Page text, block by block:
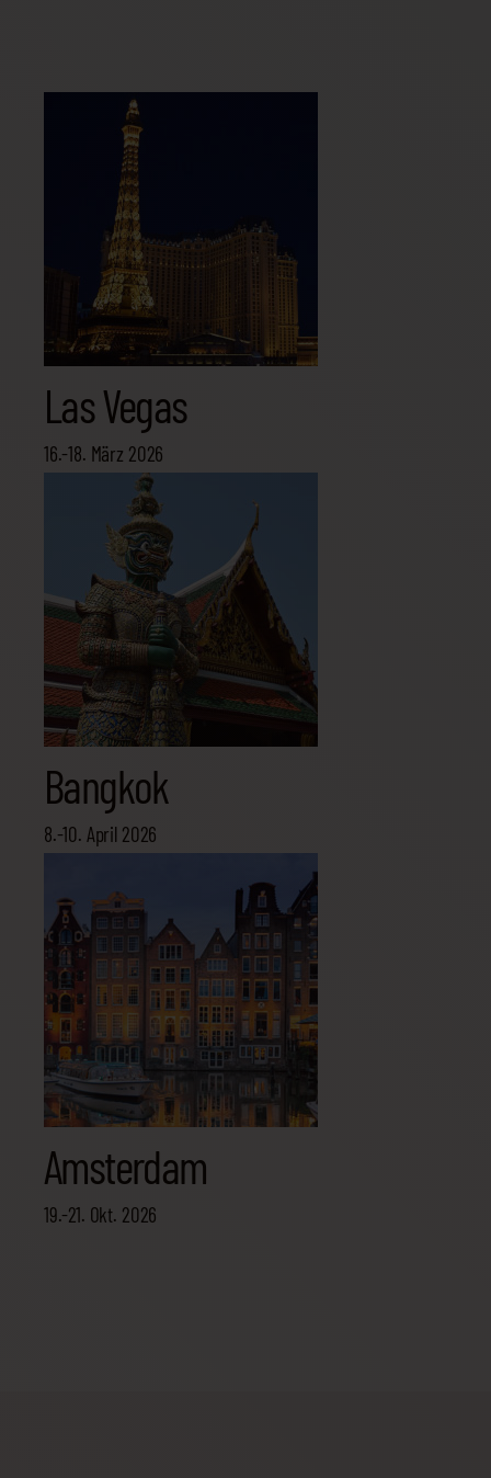
Las Vegas
16.-18. März 2026
Bangkok
8.-10. April 2026
Amsterdam
19.-21. Okt. 2026